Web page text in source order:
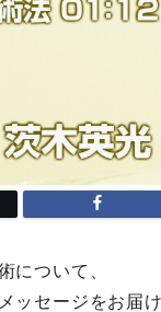
について、
ッセージをお届